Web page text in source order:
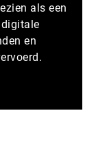
als een
en